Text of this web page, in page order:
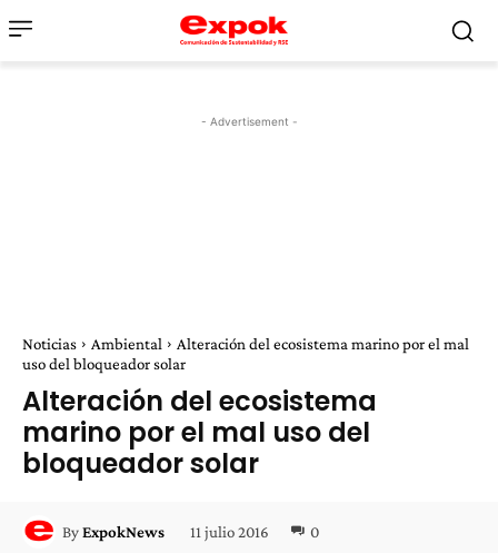
- Advertisement -
Noticias Ambiental
Alteración del ecosistema marino por el mal
uso del bloqueador solar
Alteración del ecosistema
marino por el mal uso del
bloqueador solar
ByExpokNews 11 julio 2016 0